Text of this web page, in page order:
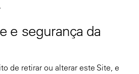
e segurança da
de retirar ou alterar este Site, e